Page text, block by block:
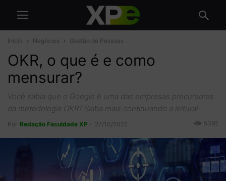
Início Negócios Gestão de Pessoas
OKR, o que é e como
mensurar?
Você sabia que o Google é uma das empresas precursoras
da metodologia OKR? Saiba mais continuando a leitura!
Por Redação Faculdade XP 27/10/2022 5392